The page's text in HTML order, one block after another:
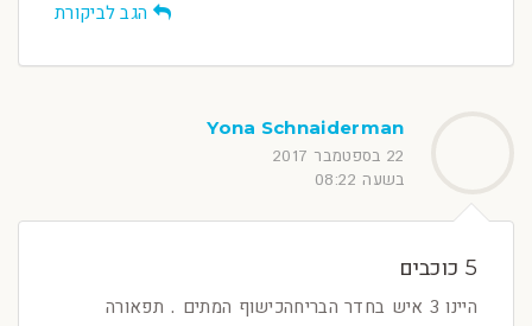
הגב לביקורת
Yona Schnaiderman
22 בספטמבר 2017
בשעה 08:22
5 כוכבים
היינו 3 איש בחדר הבריחהכישוף המתים . תפאורה